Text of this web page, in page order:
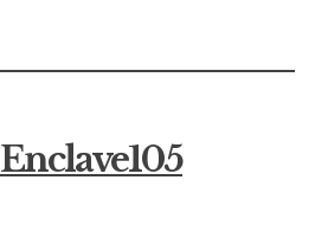
Enclave105